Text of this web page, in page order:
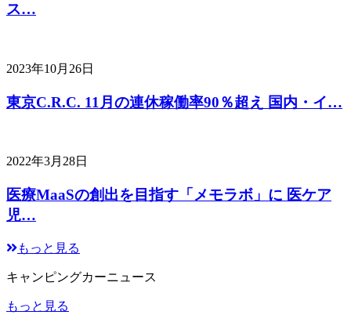
ス…
2023年10月26日
東京C.R.C. 11月の連休稼働率90％超え 国内・イ…
2022年3月28日
医療MaaSの創出を目指す「メモラボ」に 医ケア
児…
もっと見る
キャンピングカーニュース
もっと見る